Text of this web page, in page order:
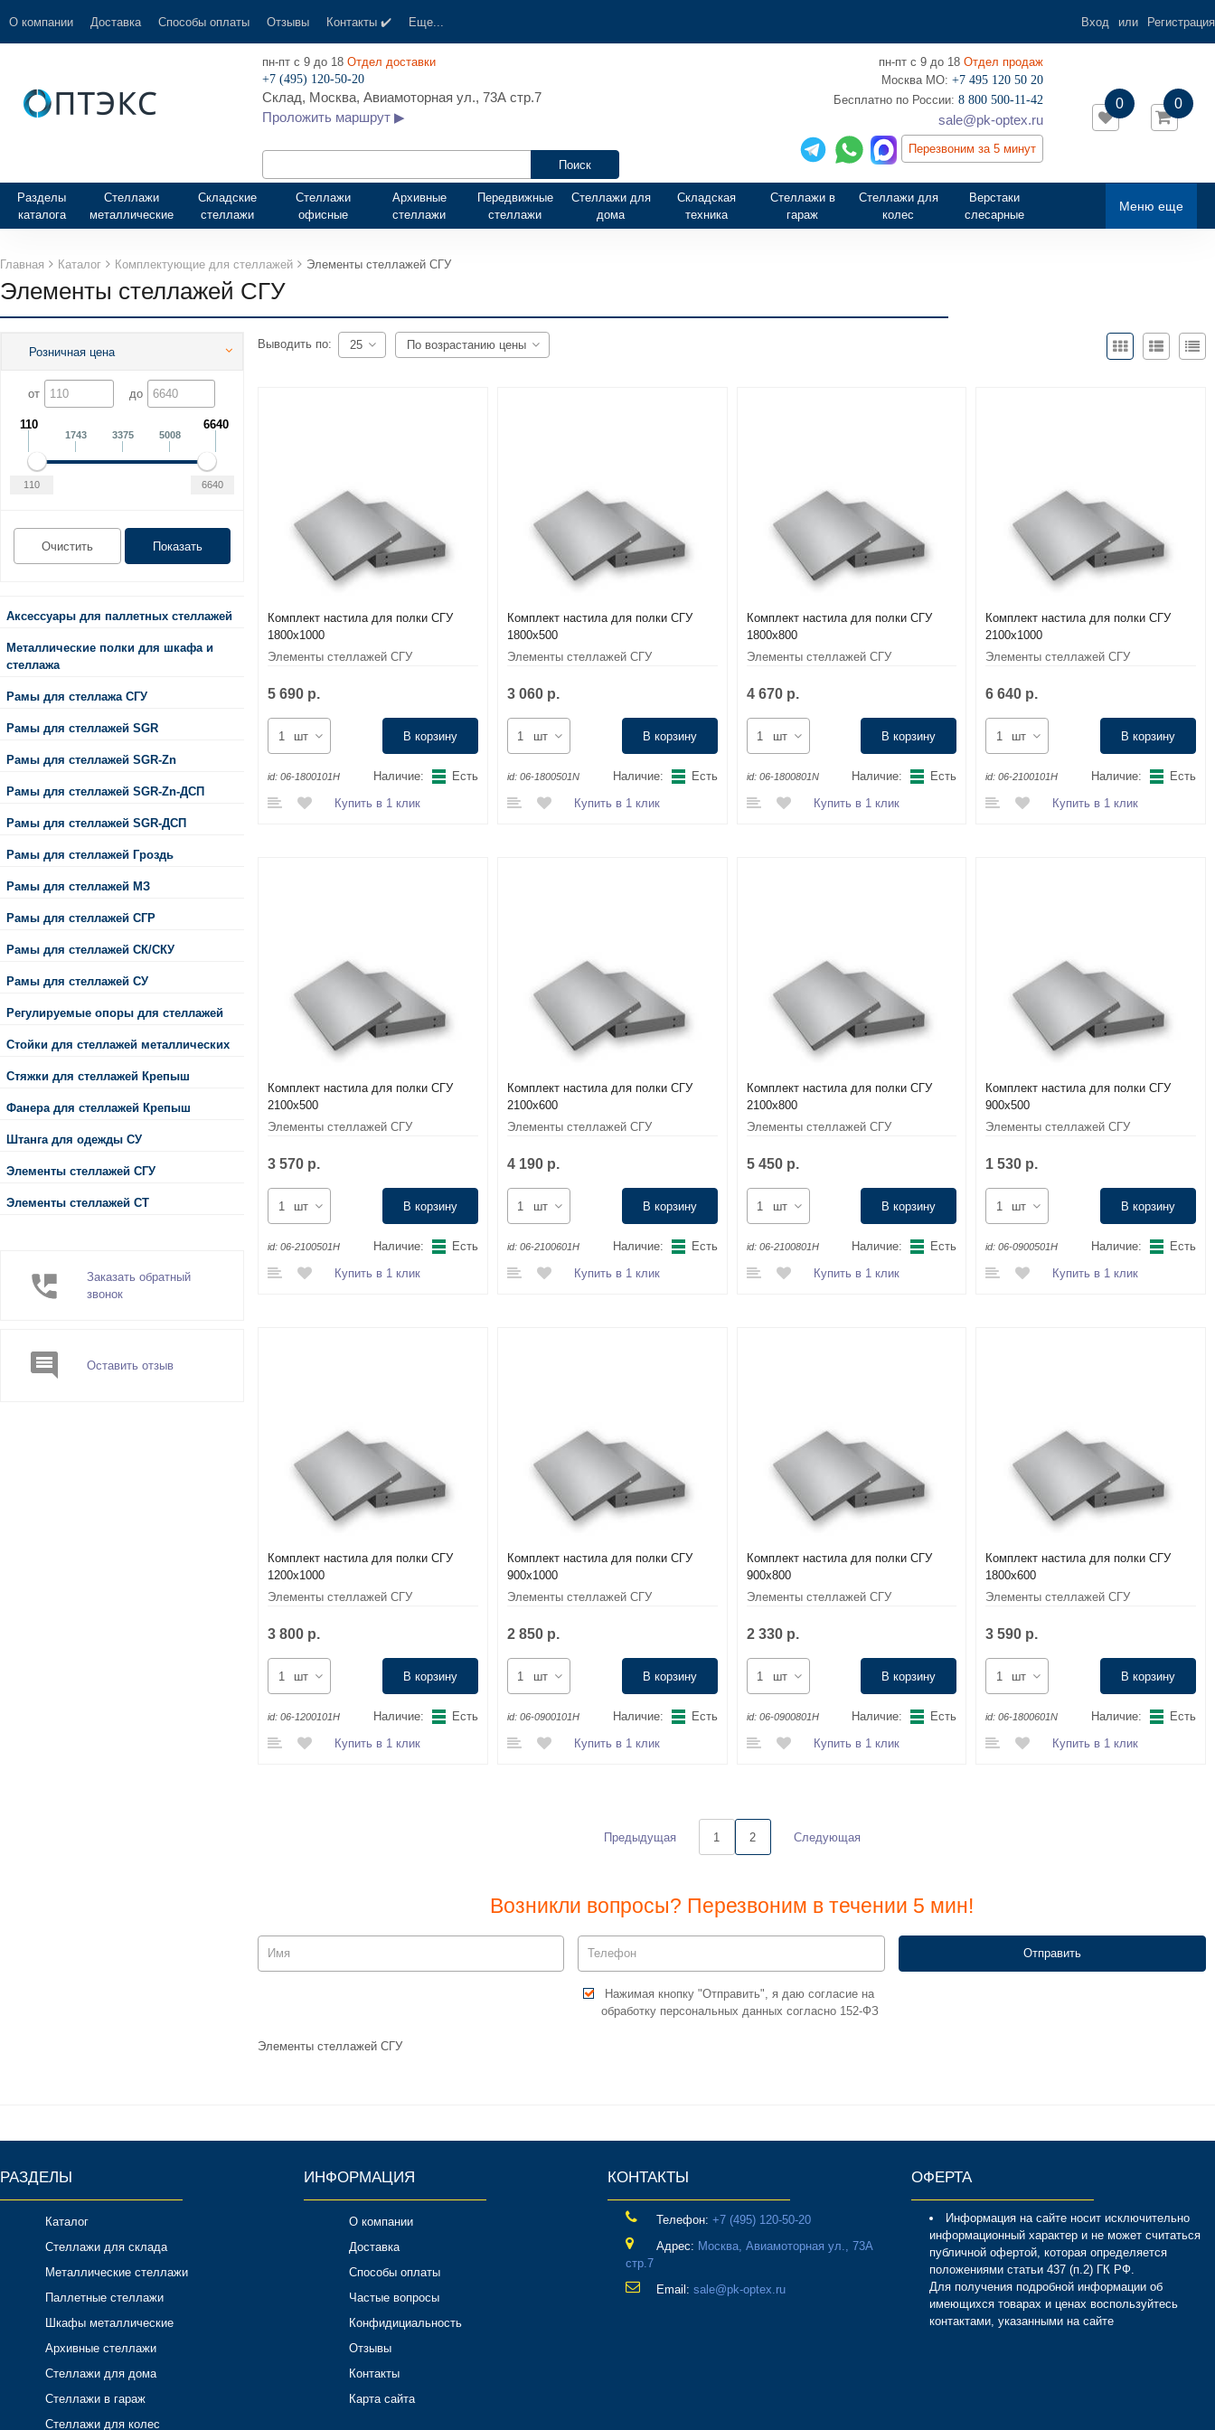
О компании Доставка Способы оплаты Отзывы Контакты ✔️ Еще... Вход или Регистрация
пн-пт с 9 до 18 Отдел доставки
+7 (495) 120-50-20
Склад, Москва, Авиамоторная ул., 73А стр.7
Проложить маршрут ▶
пн-пт с 9 до 18 Отдел продаж
Москва МО: +7 495 120 50 20
‎Бесплатно по России: 8 800 500-11-42
sale@pk-optex.ru
Перезвоним за 5 минут
0
0
Меню еще
Разделы
каталога
Стеллажи
металлические
Складские
стеллажи
Стеллажи
офисные
Архивные
стеллажи
Передвижные
стеллажи
Стеллажи для
дома
Складская
техника
Стеллажи в
гараж
Стеллажи для
колес
Верстаки
слесарные
Главная Каталог Комплектующие для стеллажей Элементы стеллажей СГУ
Элементы стеллажей СГУ
Розничная цена
от до
110
1743 3375 5008
6640
Аксессуары для паллетных стеллажей
Металлические полки для шкафа и
стеллажа
Рамы для стеллажа СГУ
Рамы для стеллажей SGR
Рамы для стеллажей SGR-Zn
Рамы для стеллажей SGR-Zn-ДСП
Рамы для стеллажей SGR-ДСП
Рамы для стеллажей Гроздь
Рамы для стеллажей МЗ
Рамы для стеллажей СГР
Рамы для стеллажей СК/СКУ
Рамы для стеллажей СУ
Регулируемые опоры для стеллажей
Стойки для стеллажей металлических
Стяжки для стеллажей Крепыш
Фанера для стеллажей Крепыш
Штанга для одежды СУ
Элементы стеллажей СГУ
Элементы стеллажей СТ
Заказать обратный
звонок
Оставить отзыв
Выводить по: 25 По возрастанию цены
Комплект настила для полки СГУ
1800x1000
Элементы стеллажей СГУ
5 690 р.
шт В корзину
id: 06-1800101Н Наличие:
Есть
Купить в 1 клик
Комплект настила для полки СГУ
1800x500
Элементы стеллажей СГУ
3 060 р.
шт В корзину
id: 06-1800501N Наличие:
Есть
Купить в 1 клик
Комплект настила для полки СГУ
1800x800
Элементы стеллажей СГУ
4 670 р.
шт В корзину
id: 06-1800801N Наличие:
Есть
Купить в 1 клик
Комплект настила для полки СГУ
2100x1000
Элементы стеллажей СГУ
6 640 р.
шт В корзину
id:06-2100101Н Наличие:
Есть
Купить в 1 клик
Комплект настила для полки СГУ
2100x500
Элементы стеллажей СГУ
3 570 р.
шт В корзину
id: 06-2100501Н Наличие:
Есть
Купить в 1 клик
Комплект настила для полки СГУ
2100x600
Элементы стеллажей СГУ
4 190 р.
шт В корзину
id: 06-2100601Н Наличие:
Есть
Купить в 1 клик
Комплект настила для полки СГУ
2100x800
Элементы стеллажей СГУ
5 450 р.
шт В корзину
id: 06-2100801Н Наличие:
Есть
Купить в 1 клик
Комплект настила для полки СГУ
900x500
Элементы стеллажей СГУ
1 530 р.
шт В корзину
id:06-0900501Н Наличие:
Есть
Купить в 1 клик
Комплект настила для полки СГУ
1200x1000
Элементы стеллажей СГУ
3 800 р.
шт В корзину
id: 06-1200101Н Наличие:
Есть
Купить в 1 клик
Комплект настила для полки СГУ
900x1000
Элементы стеллажей СГУ
2 850 р.
шт В корзину
id: 06-0900101Н Наличие:
Есть
Купить в 1 клик
Комплект настила для полки СГУ
900x800
Элементы стеллажей СГУ
2 330 р.
шт В корзину
id: 06-0900801Н Наличие:
Есть
Купить в 1 клик
Комплект настила для полки СГУ
1800x600
Элементы стеллажей СГУ
3 590 р.
шт В корзину
id:06-1800601N Наличие:
Есть
Купить в 1 клик
Предыдущая 1 2 Следующая
Возникли вопросы? Перезвоним в течении 5 мин!
Нажимая кнопку "Отправить", я даю согласие на
обработку персональных данных согласно 152-ФЗ
Элементы стеллажей СГУ
РАЗДЕЛЫ
Каталог
Стеллажи для склада
Металлические стеллажи
Паллетные стеллажи
Шкафы металлические
Архивные стеллажи
Стеллажи для дома
Стеллажи в гараж
Стеллажи для колес
ИНФОРМАЦИЯ
О компании
Доставка
Способы оплаты
Частые вопросы
Конфидициальность
Отзывы
Контакты
Карта сайта
КОНТАКТЫ
Телефон: ‎+7 (495) 120-50-20
Адрес: Москва, Авиамоторная ул., 73А
стр.7
Email: sale@pk-optex.ru
ОФЕРТА
Информация на сайте носит исключительно
информационный характер и не может считаться
публичной офертой, которая определяется
положениями статьи 437 (п.2) ГК РФ.
Для получения подробной информации об
имеющихся товарах и ценах воспользуйтесь
контактами, указанными на сайте